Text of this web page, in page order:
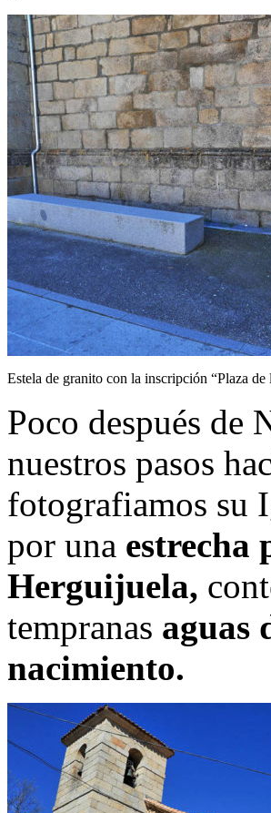
Estela de granito con la inscripción “Plaza
Poco después de
nuestros pasos
fotografiamos su
por una estrecha
Herguijuela,
tempranas aguas
nacimiento.